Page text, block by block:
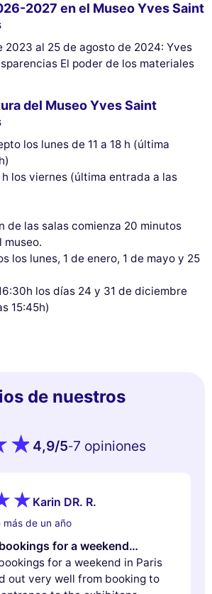
2027 en el Museo Yves Saint
2023 al 25 de agosto de 2024: Yves
El poder de los materiales
del Museo Yves Saint
los lunes de 11 a 18 h (última
los viernes (última entrada a las
de las salas comienza 20 minutos
museo.
los lunes, 1 de enero, 1 de mayo y 25
los días 24 y 31 de diciembre
15:45h)
de nuestros
4,9/5-7 opiniones
Karin DR. R.
de un año
for a weekend…
for a weekend in Paris
out very well from booking to